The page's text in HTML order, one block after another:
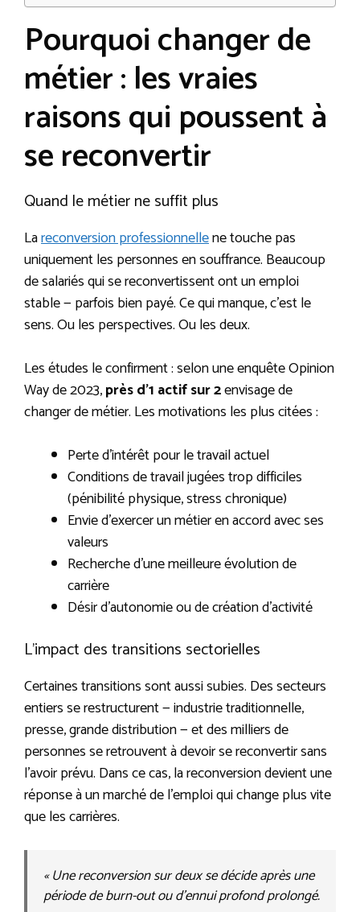
Pourquoi changer de
métier : les vraies
raisons qui poussent à
se reconvertir
Quand le métier ne suffit plus
Lareconversion professionnellene touche pas
uniquement les personnes en souffrance. Beaucoup
de salariés qui se reconvertissent ont un emploi
stable — parfois bien payé. Ce qui manque, c’est le
sens. Ou les perspectives. Ou les deux.
Les études le confirment : selon une enquête Opinion
Way de 2023,près d’1 actif sur 2envisage de
changer de métier. Les motivations les plus citées :
Perte d’intérêt pour le travail actuel
Conditions de travail jugées trop difficiles
(pénibilité physique, stress chronique)
Envie d’exercer un métier en accord avec ses
valeurs
Recherche d’une meilleure évolution de
carrière
Désir d’autonomie ou de création d’activité
L’impact des transitions sectorielles
Certaines transitions sont aussi subies. Des secteurs
entiers se restructurent — industrie traditionnelle,
presse, grande distribution — et des milliers de
personnes se retrouvent à devoir se reconvertir sans
l’avoir prévu. Dans ce cas, la reconversion devient une
réponse à un marché de l’emploi qui change plus vite
que les carrières.
« Une reconversion sur deux se décide après une
période de burn-out ou d’ennui profond prolongé.